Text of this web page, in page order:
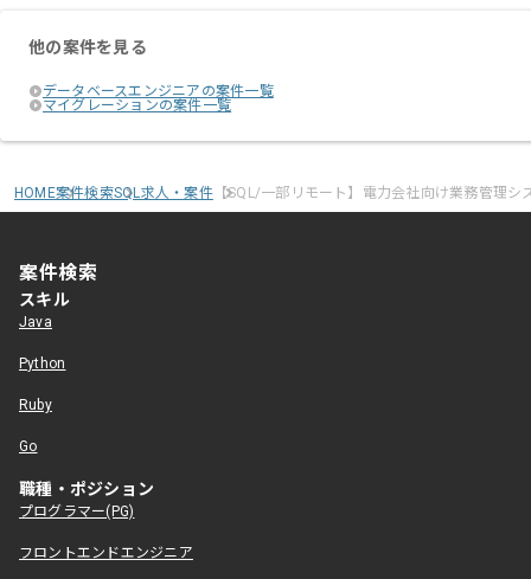
他の案件を見る
データベースエンジニアの案件一覧
マイグレーションの案件一覧
HOME案件検索SQL求人・案件【SQL/一部リモート】電力会社向け業務管理シ
案件検索
スキル
Java
Python
Ruby
Go
職種・ポジション
プログラマー(PG)
フロントエンドエンジニア